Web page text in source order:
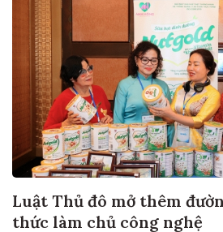
Luật Thủ đô mở thêm
thức làm chủ công nghệ